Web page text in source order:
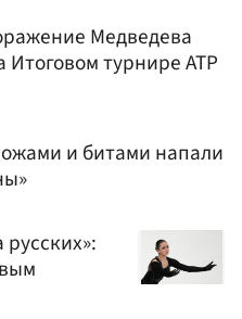
Медведева
турнире ATP
и битами напали